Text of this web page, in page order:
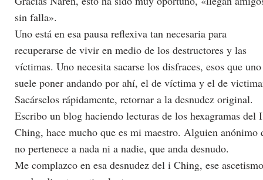
sin falla».
Uno está en esa pausa reflexiva tan necesaria para
recuperarse de vivir en medio de los destructores y las
víctimas. Uno necesita sacarse los disfraces, esos que uno
suele poner andando por ahí, el de víctima y el de
Sacárselos rápidamente, retornar a la desnudez original.
Escribo un blog haciendo lecturas de los hexagramas del I
Ching, hace mucho que es mi maestro. Alguien anónimo
no pertenece a nada ni a nadie, que anda desnudo.
Me complazco en esa desnudez del i Ching, ese ascetismo